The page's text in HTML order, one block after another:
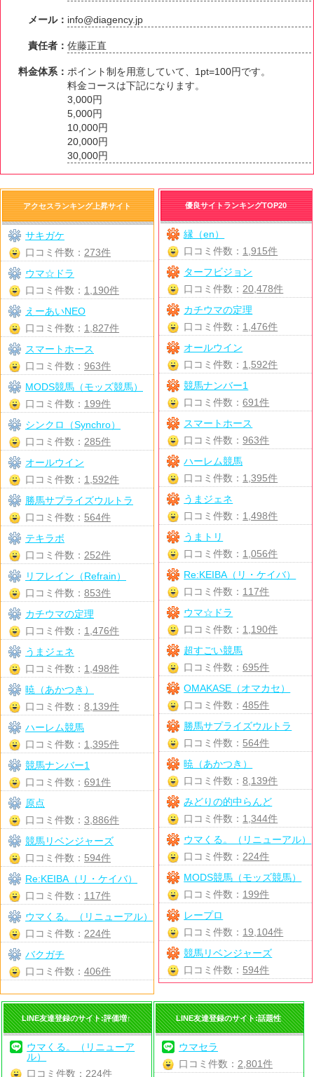
メール： info@diagency.jp
責任者：佐藤正直
料金体系： ポイント制を用意していて、1pt=100円です。
料金コースは下記になります。
3,000円
5,000円
10,000円
20,000円
30,000円
優良サイトランキングTOP20
縁（en）
口コミ件数： 1,915件
ターフビジョン
口コミ件数： 20,478件
カチウマの定理
口コミ件数： 1,476件
オールウイン
口コミ件数： 1,592件
競馬ナンバー1
口コミ件数：691件
スマートホース
口コミ件数：963件
ハーレム競馬
口コミ件数： 1,395件
うまジェネ
口コミ件数： 1,498件
うまトリ
口コミ件数： 1,056件
Re:KEIBA（リ・ケイバ）
口コミ件数： 117件
ウマ☆ドラ
口コミ件数： 1,190件
超すごい競馬
口コミ件数：695件
OMAKASE（オマカセ）
口コミ件数：485件
勝馬サプライズウルトラ
口コミ件数： 564件
暁（あかつき）
口コミ件数：8,139件
みどりの的中らんど
口コミ件数： 1,344件
ウマくる。（リニューアル）
口コミ件数： 224件
MODS競馬（モッズ競馬）
口コミ件数： 199件
レープロ
口コミ件数： 19,104件
競馬リベンジャーズ
口コミ件数： 594件
アクセスランキング上昇サイト
サキガケ
口コミ件数： 273件
ウマ☆ドラ
口コミ件数： 1,190件
えーあいNEO
口コミ件数： 1,827件
スマートホース
口コミ件数： 963件
MODS競馬（モッズ競馬）
口コミ件数： 199件
シンクロ（Synchro）
口コミ件数： 285件
オールウイン
口コミ件数： 1,592件
勝馬サプライズウルトラ
口コミ件数： 564件
テキラボ
口コミ件数： 252件
リフレイン（Refrain）
口コミ件数： 853件
カチウマの定理
口コミ件数： 1,476件
うまジェネ
口コミ件数： 1,498件
暁（あかつき）
口コミ件数： 8,139件
ハーレム競馬
口コミ件数： 1,395件
競馬ナンバー1
口コミ件数： 691件
原点
口コミ件数： 3,886件
競馬リベンジャーズ
口コミ件数： 594件
Re:KEIBA（リ・ケイバ）
口コミ件数： 117件
ウマくる。（リニューアル）
口コミ件数： 224件
バクガチ
口コミ件数： 406件
LINE友達登録のサイト:評価増↑
ウマくる。（リニューア
ル）
口コミ件数： 224件
LINE友達登録のサイト:話題性
ウマセラ
口コミ件数： 2,801件